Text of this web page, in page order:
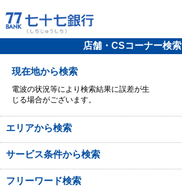
店舗・CSコーナー検索
現在地から検索
電波の状況等により検索結果に誤差が生
じる場合がございます。
エリアから検索
サービス条件から検索
フリーワード検索